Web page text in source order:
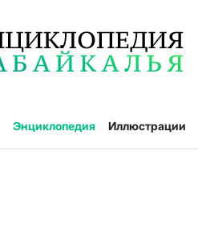
Энциклопедия Иллюстрации